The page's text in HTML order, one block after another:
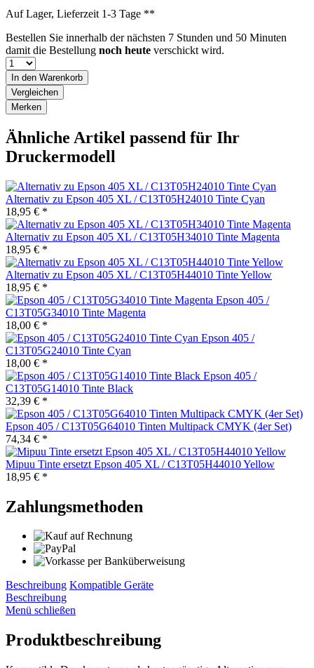
Auf Lager, Lieferzeit 1-3 Tage **
Bestellen Sie innerhalb der nächsten 7 Stunden und 50 Minuten
damit die Bestellung noch heute verschickt wird.
In den Warenkorb
Vergleichen
Merken
Ähnliche Artikel passend für Ihr
Druckermodell
Alternativ zu Epson 405 XL / C13T05H24010 Tinte Cyan
18,95 € *
Alternativ zu Epson 405 XL / C13T05H34010 Tinte Magenta
18,95 € *
Alternativ zu Epson 405 XL / C13T05H44010 Tinte Yellow
18,95 € *
Epson 405 /
C13T05G34010 Tinte Magenta
18,00 € *
Epson 405 /
C13T05G24010 Tinte Cyan
18,00 € *
Epson 405 /
C13T05G14010 Tinte Black
32,39 € *
Epson 405 / C13T05G64010 Tinten Multipack CMYK (4er Set)
74,34 € *
Mipuu Tinte ersetzt Epson 405 XL / C13T05H44010 Yellow
18,95 € *
Zahlungsmethoden
Beschreibung Kompatible Geräte
Beschreibung
Menü schließen
Produktbeschreibung